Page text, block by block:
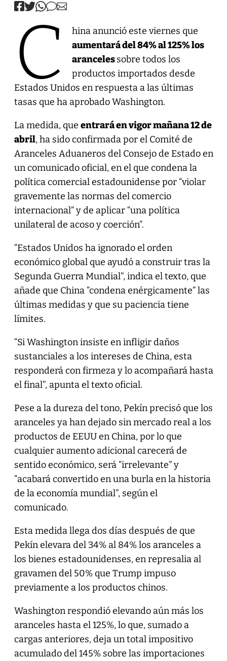
C
hina anunció este viernes que
aumentará del 84% al 125% los
arancelessobre todos los
productos importados desde
Estados Unidos en respuesta a las últimas
tasas que ha aprobado Washington.
La medida, que entrará en vigor mañana 12 de
abril, ha sido confirmada por el Comité de
Aranceles Aduaneros del Consejo de Estado en
un comunicado oficial, en el que condena la
política comercial estadounidense por “violar
gravemente las normas del comercio
internacional” y de aplicar “una política
unilateral de acoso y coerción”.
“Estados Unidos ha ignorado el orden
económico global que ayudó a construir tras la
Segunda Guerra Mundial”, indica el texto, que
añade que China “condena enérgicamente” las
últimas medidas y que su paciencia tiene
límites.
“Si Washington insiste en infligir daños
sustanciales a los intereses de China, esta
responderá con firmeza y lo acompañará hasta
el final”, apunta el texto oficial.
Pese a la dureza del tono, Pekín precisó que los
aranceles ya han dejado sin mercado real a los
productos de EEUU en China, por lo que
cualquier aumento adicional carecerá de
sentido económico, será “irrelevante” y
“acabará convertido en una burla en la historia
de la economía mundial”, según el
comunicado.
Esta medida llega dos días después de que
Pekín elevara del 34% al 84% los aranceles a
los bienes estadounidenses, en represalia al
gravamen del 50% que Trump impuso
previamente a los productos chinos.
Washington respondió elevando aún más los
aranceles hasta el 125%, lo que, sumado a
cargas anteriores, deja un total impositivo
acumulado del 145% sobre las importaciones